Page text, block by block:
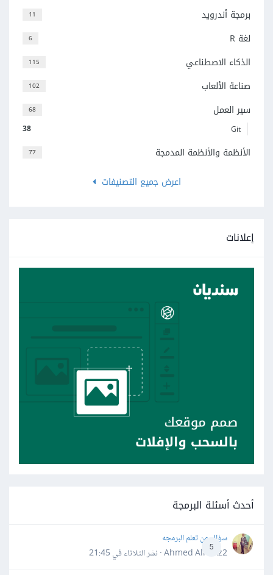
11 برمجة أندرويد
6 لغة R
115 الذكاء الاصطناعي
102 صناعة الألعاب
68 سير العمل
38 Git
77
الأنظمة والأنظمة المدمجة
اعرض جميع التصنيفات
إعلانات
أحدث أسئلة البرمجة
5
سؤال عن تعلم البرمجه
Ahmed Alhafiz2 · نشر
الثلاثاء في 21:45